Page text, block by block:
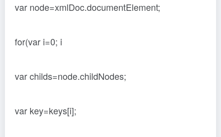
var node=xmlDoc.documentElement;
for(var i=0; i
var childs=node.childNodes;
var key=keys[i];